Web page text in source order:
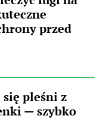
trwałych...
przed
się pleśni z
— szybko